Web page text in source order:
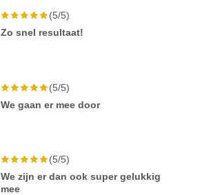
(5/5)
Zo snel resultaat!
(5/5)
We gaan er mee door
(5/5)
We zijn er dan ook super gelukkig
mee